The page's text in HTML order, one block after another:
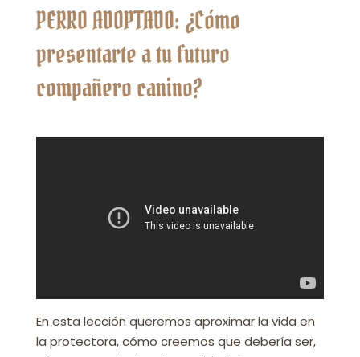
PERRO ADOPTADO: ¿Cómo
presentarte a tu futuro
compañero canino?
En esta lección queremos aproximar la vida en
la protectora, cómo creemos que debería ser,